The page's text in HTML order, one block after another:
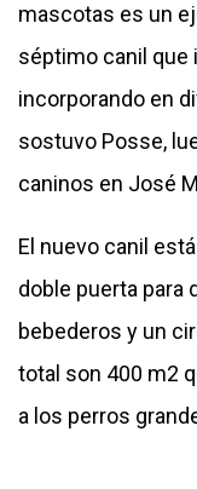
mascotas es un
séptimo canil que
incorporando en
sostuvo Posse,
caninos en José
El nuevo canil
doble puerta para
bebederos y un
total son 400 m2
a los perros